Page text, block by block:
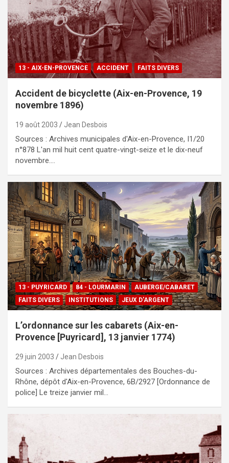
13 - AIX-EN-PROVENCE ACCIDENT FAITS DIVERS
Ac­ci­dent de bi­cy­clette (Aix-en-Pro­vence, 19
no­vem­bre 1896)
19 août 2003 Jean Desbois
Sources : Archives municipales d'Aix-en-Provence, I1/20
n°878 L'an mil huit cent quatre-vingt-seize et le dix-neuf
novembre.…
13 - PUYRICARD 84 - LOURMARIN
AUBERGE/CABARET
FAITS DIVERS
INSTITUTIONS JEUX D'ARGENT
L’ordonnance sur les cabarets (Aix-en-
Provence [Puyricard], 13 janvier 1774)
29 juin 2003 Jean Desbois
Sources : Archives départementales des Bouches-du-
Rhône, dépôt d'Aix-en-Provence, 6B/2927 [Ordonnance de
police] Le treize janvier mil…